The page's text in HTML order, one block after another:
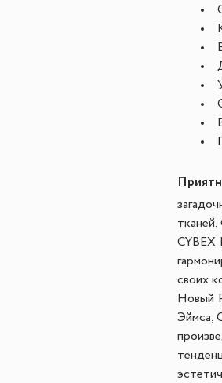
CYBEX
своих
Новый
Эймса,